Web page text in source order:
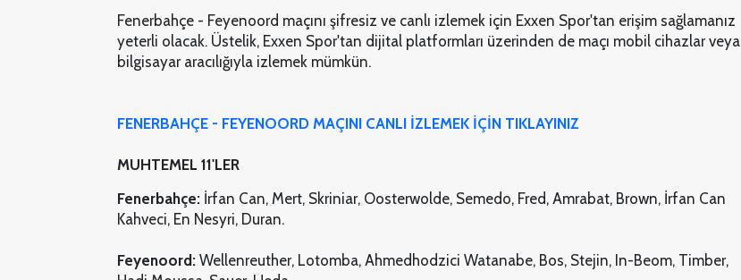
Fenerbahçe - Feyenoord maçını şifresiz ve canlı izlemek için Exxen Spor'tan erişim sağlamanız
yeterli olacak. Üstelik, Exxen Spor'tan dijital platformları üzerinden de maçı mobil cihazlar veya
bilgisayar aracılığıyla izlemek mümkün.
FENERBAHÇE - FEYENOORD MAÇINI CANLI İZLEMEK İÇİN TIKLAYINIZ
MUHTEMEL 11'LER
Fenerbahçe: İrfan Can, Mert, Skriniar, Oosterwolde, Semedo, Fred, Amrabat, Brown, İrfan Can
Kahveci, En Nesyri, Duran.
Feyenoord: Wellenreuther, Lotomba, Ahmedhodzici Watanabe, Bos, Stejin, In-Beom, Timber,